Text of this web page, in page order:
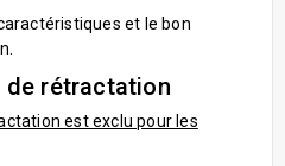
et le bon
de rétractation
est exclu pour les